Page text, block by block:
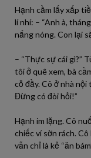
Hạnh cầm lấy xấp
lí nhí: – “Anh à,
nắng nóng. Con lại
– “Thực sự cái gì?”
tôi ở quê xem, bà
cỗ đầy. Cô ở nhà
Đừng có đòi hỏi!”
Hạnh im lặng. Cô
chiếc ví sờn rách.
vẫn chỉ là kẻ “ăn